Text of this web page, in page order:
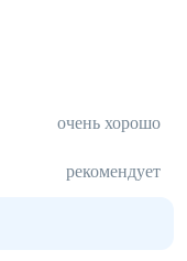
очень хорошо
рекомендует